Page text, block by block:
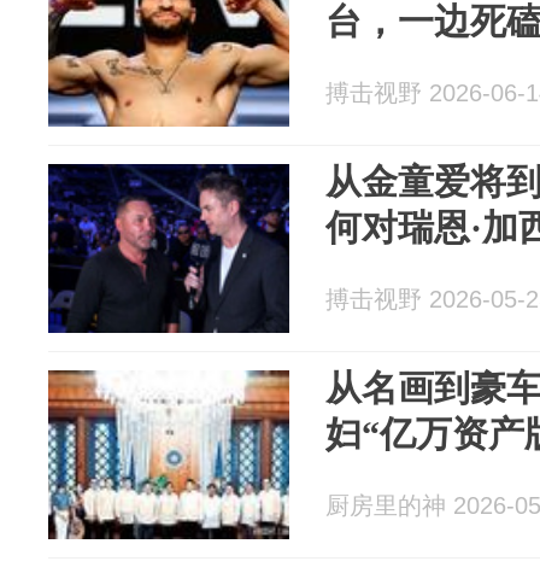
台，一边死
搏击视野 2026-06-
从金童爱将
何对瑞恩·加
搏击视野 2026-05-
从名画到豪
妇“亿万资产
厨房里的神 2026-